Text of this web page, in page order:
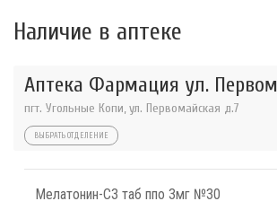
Наличие в аптеке
Аптека Фармация ул.
пгт. Угольные Копи, ул. Первомайская д.7
ВЫБРАТЬ ОТДЕЛЕНИЕ
Мелатонин-СЗ таб ппо 3мг №30